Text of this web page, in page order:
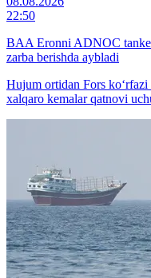
22:50
BAA Eronni ADNOC
zarba berishda aybladi
Hujum ortidan Fors
xalqaro kemalar qatnovi